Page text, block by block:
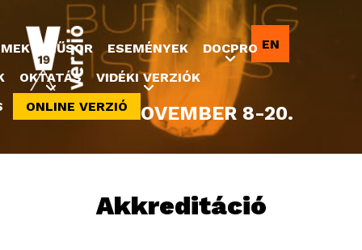
Jump to navigation
2022. NOVEMBER 8-20.
Akkreditáció
MŰSOR ESEMÉNYEK
DOCPRO
OKTATÁS
VIDÉKI VERZIÓK
ONLINE VERZIÓ
EN